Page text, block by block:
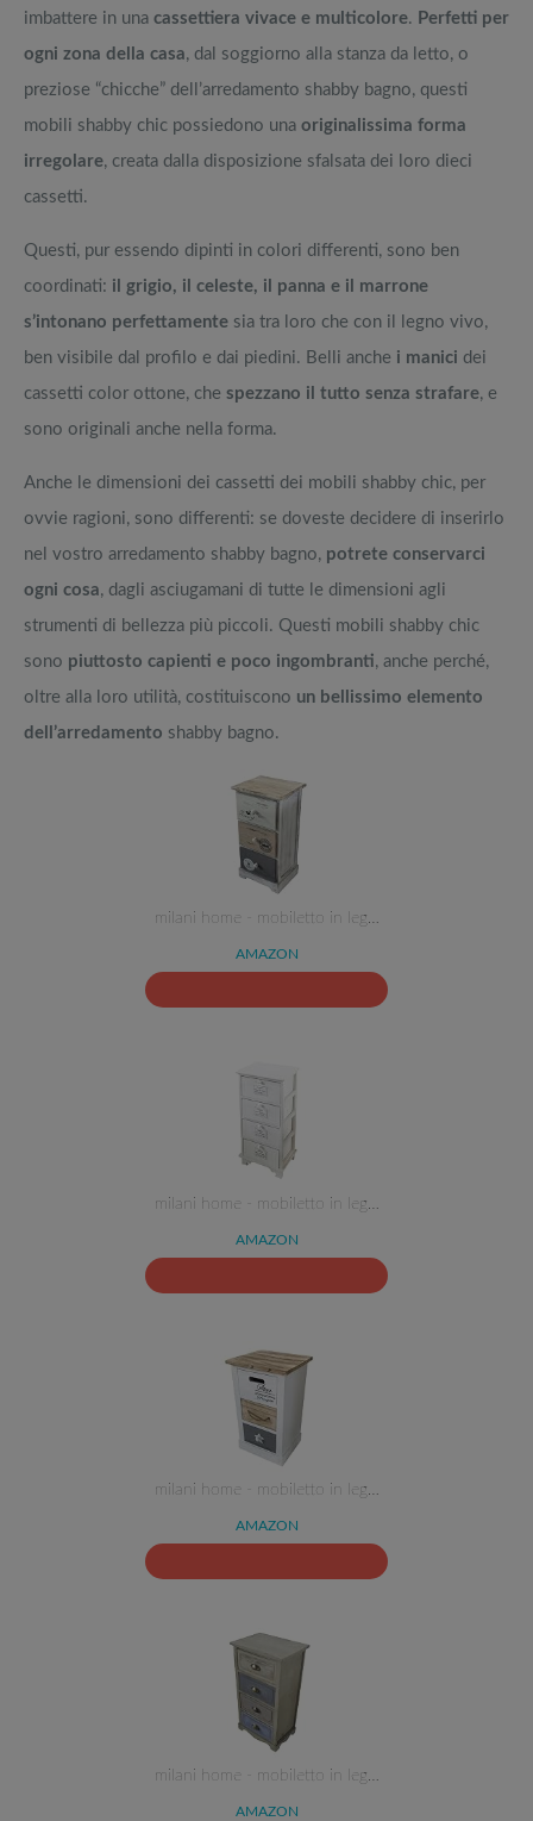
imbattere in una cassettiera vivace e multicolore. Perfetti per
ogni zona della casa, dal soggiorno alla stanza da letto, o
preziose “chicche” dell’arredamento shabby bagno, questi
mobili shabby chic possiedono una originalissima forma
irregolare, creata dalla disposizione sfalsata dei loro dieci
cassetti.
Questi, pur essendo dipinti in colori differenti, sono ben
coordinati: il grigio, il celeste, il panna e il marrone
s’intonano perfettamente sia tra loro che con il legno vivo,
ben visibile dal profilo e dai piedini. Belli anche i manici dei
cassetti color ottone, che spezzano il tutto senza strafare, e
sono originali anche nella forma.
Anche le dimensioni dei cassetti dei mobili shabby chic, per
ovvie ragioni, sono differenti: se doveste decidere di inserirlo
nel vostro arredamento shabby bagno, potrete conservarci
ogni cosa, dagli asciugamani di tutte le dimensioni agli
strumenti di bellezza più piccoli. Questi mobili shabby chic
sono piuttosto capienti e poco ingombranti, anche perché,
oltre alla loro utilità, costituiscono un bellissimo elemento
dell’arredamento shabby bagno.
milani home - mobiletto in leg…
AMAZON
milani home - mobiletto in leg…
AMAZON
milani home - mobiletto in leg…
AMAZON
milani home - mobiletto in leg…
AMAZON